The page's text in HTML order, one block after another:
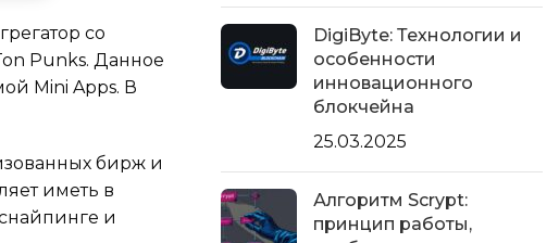
со
Punks. Данное
Mini Apps. В
бирж и
иметь в
и
DigiByte: Технологии и
особенности
инновационного
блокчейна
25.03.2025
Алгоритм Scrypt:
принцип работы,